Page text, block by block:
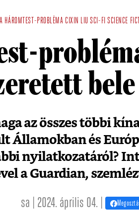
A HÁROMTEST-PROBLÉMA CIXIN LIU SCI-FI SCIENCE
az összes többi
Államokban és
nyilatkozatáról?
a Guardian,
sa | 2024. április 04. |